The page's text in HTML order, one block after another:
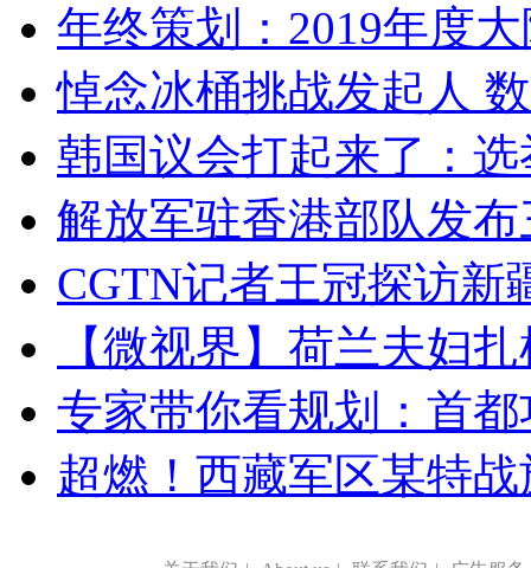
年终策划：2019年度
悼念冰桶挑战发起人
韩国议会打起来了：
解放军驻香港部队发
CGTN记者王冠探访新
【微视界】荷兰夫妇
专家带你看规划：首
超燃！西藏军区某特